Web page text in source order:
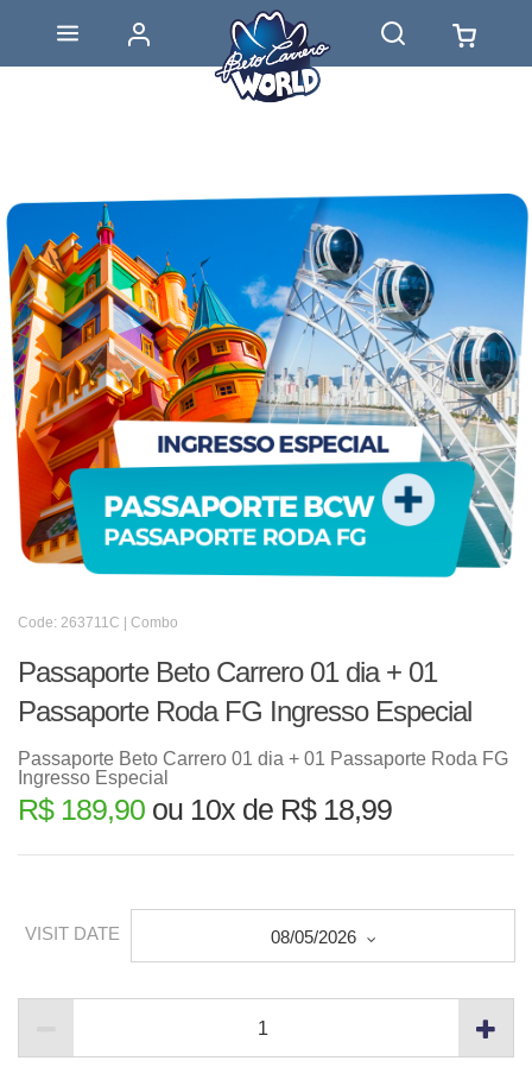
Code: 263711C | Combo
Passaporte Beto Carrero 01 dia + 01
Passaporte Roda FG Ingresso Especial
Passaporte Beto Carrero 01 dia + 01 Passaporte Roda FG
Ingresso Especial
R$ 189,90 ou 10x de R$ 18,99
VISIT DATE 08/05/2026